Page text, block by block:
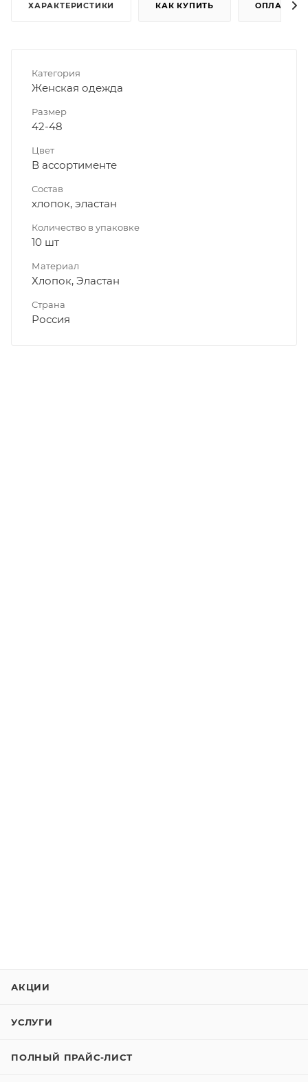
ХАРАКТЕРИСТИКИ КАК КУПИТЬ ОПЛАТА
Категория
Женская одежда
Размер
42-48
Цвет
В ассортименте
Состав
хлопок, эластан
Количество в упаковке
10 шт
Материал
Хлопок, Эластан
Страна
Россия
АКЦИИ
УСЛУГИ
ПОЛНЫЙ ПРАЙС-ЛИСТ